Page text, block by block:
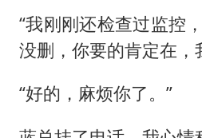
“我刚刚还检查过监控
没删，你要的肯定在，
“好的，麻烦你了。”